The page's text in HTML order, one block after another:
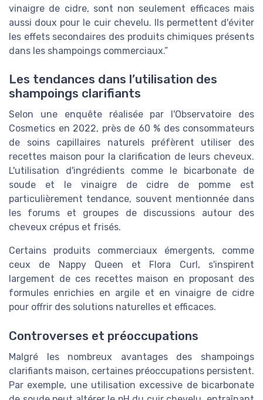
vinaigre de cidre, sont non seulement efficaces mais
aussi doux pour le cuir chevelu. Ils permettent d'éviter
les effets secondaires des produits chimiques présents
dans les shampoings commerciaux.”
Les tendances dans l’utilisation des
shampoings clarifiants
Selon une enquête réalisée par l'Observatoire des
Cosmetics en 2022, près de 60 % des consommateurs
de soins capillaires naturels préfèrent utiliser des
recettes maison pour la clarification de leurs cheveux.
L'utilisation d'ingrédients comme le bicarbonate de
soude et le vinaigre de cidre de pomme est
particulièrement tendance, souvent mentionnée dans
les forums et groupes de discussions autour des
cheveux crépus et frisés.
Certains produits commerciaux émergents, comme
ceux de Nappy Queen et Flora Curl, s'inspirent
largement de ces recettes maison en proposant des
formules enrichies en argile et en vinaigre de cidre
pour offrir des solutions naturelles et efficaces.
Controverses et préoccupations
Malgré les nombreux avantages des shampoings
clarifiants maison, certaines préoccupations persistent.
Par exemple, une utilisation excessive de bicarbonate